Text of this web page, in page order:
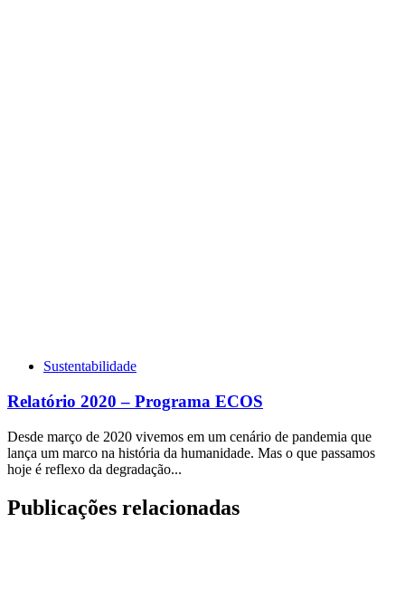
Sustentabilidade
Relatório 2020 – Programa ECOS
Desde março de 2020 vivemos em um cenário de pandemia que
lança um marco na história da humanidade. Mas o que passamos
hoje é reflexo da degradação...
Publicações relacionadas